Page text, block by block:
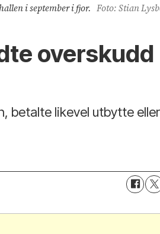
i september i fjor. Foto: Stian
overskudd
betalte likevel utbytte eller